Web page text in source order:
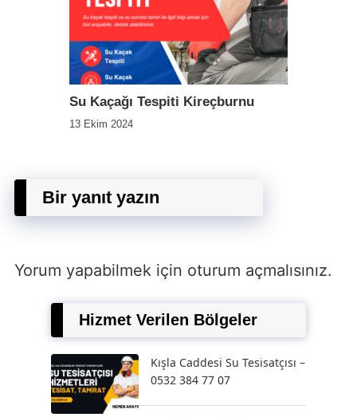
Su Kaçağı Tespiti Kireçburnu
13 Ekim 2024
Bir yanıt yazın
Yorum yapabilmek için oturum açmalısınız.
Hizmet Verilen Bölgeler
Kışla Caddesi Su Tesisatçısı –
0532 384 77 07